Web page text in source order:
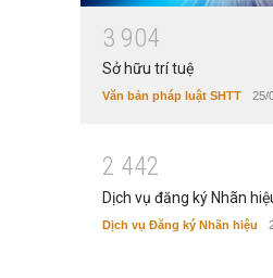
3 904
Sở hữu trí tuệ
Văn bản pháp luật SHTT 25/
2 442
Dịch vụ đăng ký Nhãn
Dịch vụ Đăng ký Nhãn hiệu